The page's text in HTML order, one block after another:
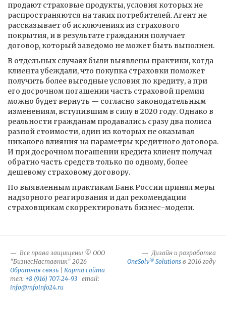
продают страховые продукты, условия которых не
распространяются на таких потребителей. Агент не
рассказывает об исключениях из страхового
покрытия, и в результате гражданин получает
договор, который заведомо не может быть выполнен.
В отдельных случаях были выявлены практики, когда
клиента убеждали, что покупка страховки поможет
получить более выгодные условия по кредиту, а при
его досрочном погашении часть страховой премии
можно будет вернуть — согласно законодательным
изменениям, вступившим в силу в 2020 году. Однако в
реальности гражданам продавались сразу два полиса
разной стоимости, один из которых не оказывал
никакого влияния на параметры кредитного договора.
И при досрочном погашении кредита клиент получал
обратно часть средств только по одному, более
дешевому страховому договору.
По выявленным практикам Банк России принял меры
надзорного реагирования и дал рекомендации
страховщикам скорректировать бизнес-модели.
Все права защищены © ООО
"БизнесНаставник" 2026
Обратная связь
Карта сайта
тел: +8 (916) 707-24-93 email:
info@mfoinfo24.ru
Дизайн и разработка
OneSolv® Solutions в 2016 году